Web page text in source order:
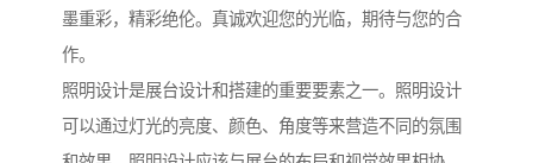
墨重彩，精彩绝伦。真诚欢迎您的光临，期待与您的合
作。
照明设计是展台设计和搭建的重要要素之一。照明设计
可以通过灯光的亮度、颜色、角度等来营造不同的氛围